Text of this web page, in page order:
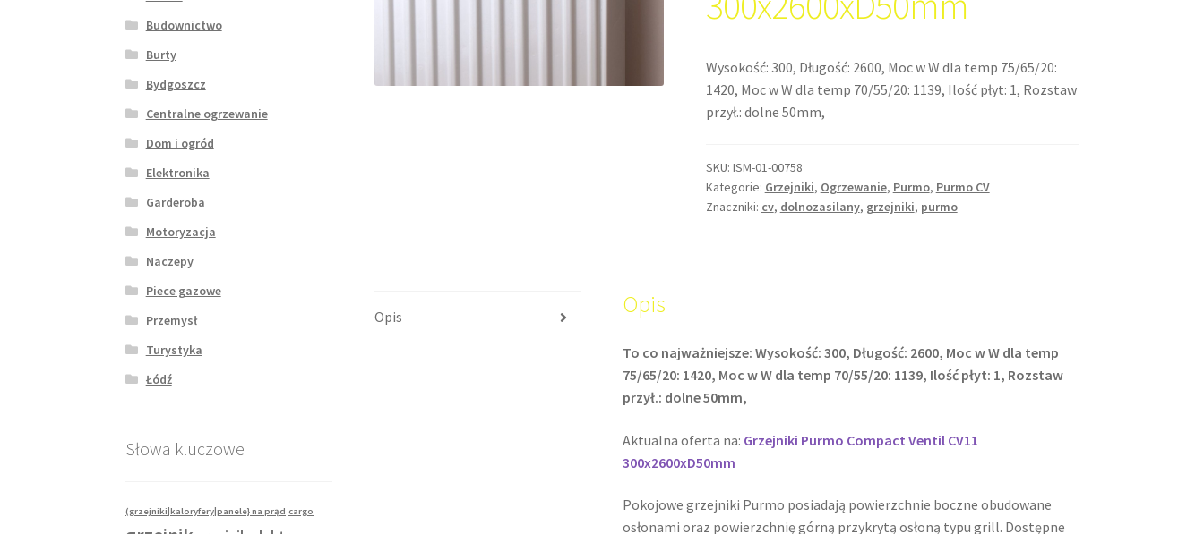
Wysokość: 300, Długość: 2600, Moc w W dla temp 75/65/20:
1420, Moc w W dla temp 70/55/20: 1139, Ilość płyt: 1, Rozstaw
przył.: dolne 50mm,
SKU: ISM-01-00758
Kategorie: Grzejniki, Ogrzewanie, Purmo, Purmo CV
Znaczniki: cv, dolnozasilany, grzejniki, purmo
Opis Opis
To co najważniejsze: Wysokość: 300, Długość: 2600, Moc w W dla temp
75/65/20: 1420, Moc w W dla temp 70/55/20: 1139, Ilość płyt: 1, Rozstaw
przył.: dolne 50mm,
Aktualna oferta na: Grzejniki Purmo Compact Ventil CV11
300x2600xD50mm
Pokojowe grzejniki Purmo posiadają powierzchnie boczne obudowane
osłonami oraz powierzchnię górną przykrytą osłoną typu grill. Dostępne
Budownictwo
Burty
Bydgoszcz
Centralne ogrzewanie
Dom i ogród
Elektronika
Garderoba
Motoryzacja
Naczepy
Piece gazowe
Przemysł
Turystyka
Łódź
Słowa kluczowe
(grzejniki|kaloryfery|panele} na prąd cargo